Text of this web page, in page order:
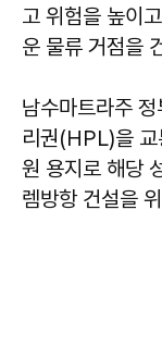
고 위험을 높이
운 물류 거점을
남수마트라주
리권(HPL)을 교
원 용지로 해당
렘방항 건설을